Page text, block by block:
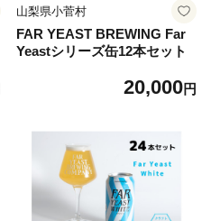
山梨県小菅村
FAR YEAST BREWING Far
Yeastシリーズ缶12本セット
20,000円